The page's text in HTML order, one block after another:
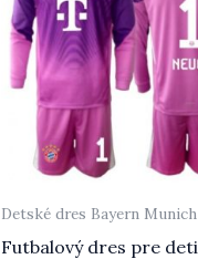
Detské dres Bayern Munich
Futbalový dres pre deti